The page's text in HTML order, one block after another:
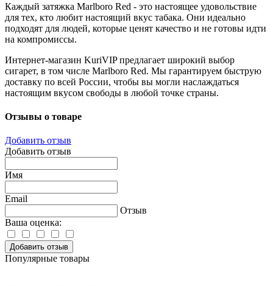
Каждый затяжка Marlboro Red - это настоящее удовольствие
для тех, кто любит настоящий вкус табака. Они идеально
подходят для людей, которые ценят качество и не готовы идти
на компромиссы.
Интернет-магазин KuriVIP предлагает широкий выбор
сигарет, в том числе Marlboro Red. Мы гарантируем быструю
доставку по всей России, чтобы вы могли наслаждаться
настоящим вкусом свободы в любой точке страны.
Отзывы о товаре
Добавить отзыв
Добавить отзыв
Имя
Email
Отзыв
Ваша оценка:
Добавить отзыв
Популярные товары